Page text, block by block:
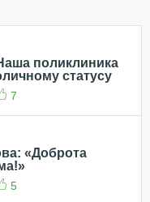
поликлиника
статусу
7
«Доброта
5